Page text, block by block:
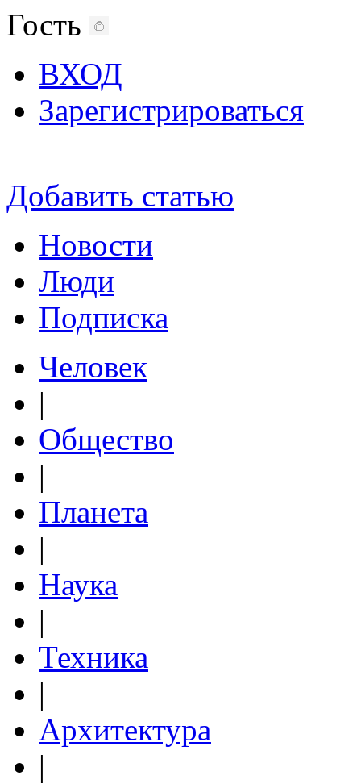
Гость
ВХОД
Зарегистрироваться
Добавить статью
Новости
Люди
Подписка
Человек
|
Общество
|
Планета
|
Наука
|
Техника
|
Архитектура
|